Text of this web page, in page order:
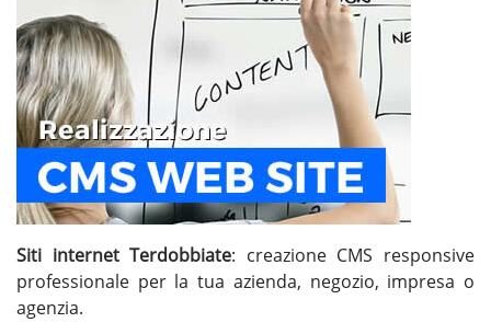
Siti internet Terdobbiate: creazione CMS responsive
professionale per la tua azienda, negozio, impresa o
agenzia.